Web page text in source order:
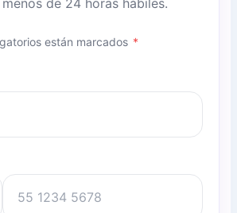
están marcados *